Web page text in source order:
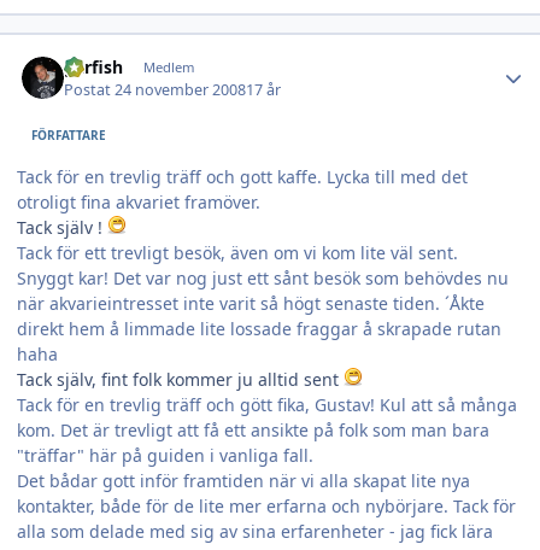
garfish Medlem
Postat24 november 200817 år
FÖRFATTARE
Tack för en trevlig träff och gott kaffe. Lycka till med det
otroligt fina akvariet framöver.
Tack själv !
Tack för ett trevligt besök, även om vi kom lite väl sent.
Snyggt kar! Det var nog just ett sånt besök som behövdes nu
när akvarieintresset inte varit så högt senaste tiden. ´Åkte
direkt hem å limmade lite lossade fraggar å skrapade rutan
haha
Tack själv, fint folk kommer ju alltid sent
Tack för en trevlig träff och gött fika, Gustav! Kul att så många
kom. Det är trevligt att få ett ansikte på folk som man bara
"träffar" här på guiden i vanliga fall.
Det bådar gott inför framtiden när vi alla skapat lite nya
kontakter, både för de lite mer erfarna och nybörjare. Tack för
alla som delade med sig av sina erfarenheter - jag fick lära